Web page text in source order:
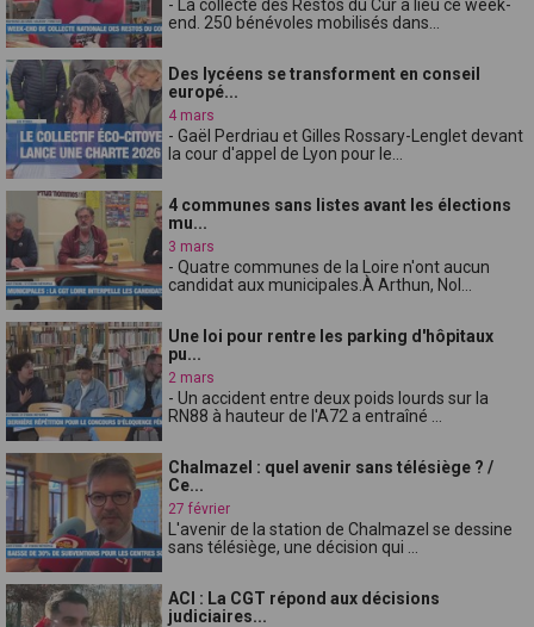
- La collecte des Restos du Cur a lieu ce week-
end. 250 bénévoles mobilisés dans...
Des lycéens se transforment en conseil
europé...
4 mars
- Gaël Perdriau et Gilles Rossary-Lenglet devant
la cour d'appel de Lyon pour le...
4 communes sans listes avant les élections
mu...
3 mars
- Quatre communes de la Loire n'ont aucun
candidat aux municipales.À Arthun, Nol...
Une loi pour rentre les parking d'hôpitaux
pu...
2 mars
- Un accident entre deux poids lourds sur la
RN88 à hauteur de l'A72 a entraîné ...
Chalmazel : quel avenir sans télésiège ? /
Ce...
27 février
L'avenir de la station de Chalmazel se dessine
sans télésiège, une décision qui ...
ACI : La CGT répond aux décisions
judiciaires...